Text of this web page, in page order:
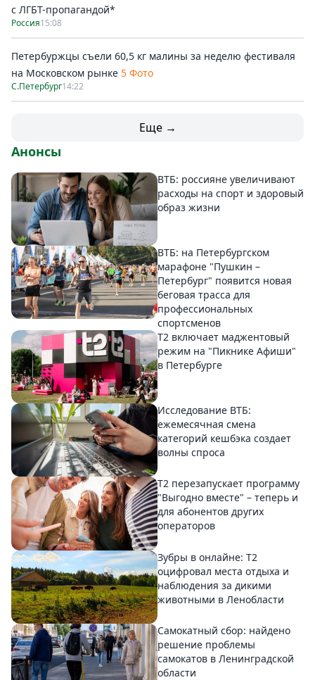
с ЛГБТ-пропагандой*
Россия15:08
Петербуржцы съели 60,5 кг малины за неделю фестиваля
на Московском рынке 5 Фото
С.Петербург14:22
Еще →
Анонсы
ВТБ: россияне увеличивают
расходы на спорт и здоровый
образ жизни
ВТБ: на Петербургском
марафоне "Пушкин –
Петербург" появится новая
беговая трасса для
профессиональных
спортсменов
Т2 включает маджентовый
режим на "Пикнике Афиши"
в Петербурге
Исследование ВТБ:
ежемесячная смена
категорий кешбэка создает
волны спроса
Т2 перезапускает программу
"Выгодно вместе" – теперь и
для абонентов других
операторов
Зубры в онлайне: Т2
оцифровал места отдыха и
наблюдения за дикими
животными в Ленобласти
Самокатный сбор: найдено
решение проблемы
самокатов в Ленинградской
области